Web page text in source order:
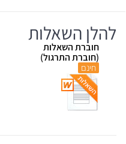
להלן השאלות
חוברת השאלות
(חוברת התרגול)
חינם